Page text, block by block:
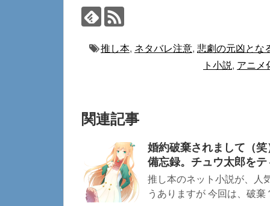
推し本, ネタバレ注意, 悲劇の元凶とな
ト小説, アニメ
関連記事
婚約破棄されまして（
備忘録。チュウ太郎を
推し本のネット小説が、人
うありますが 今回は、破